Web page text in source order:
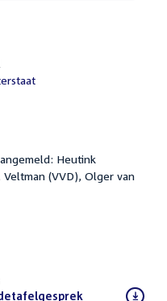
Heutink
(VVD), Olger van